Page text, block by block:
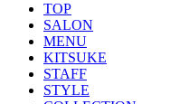
TOP
SALON
MENU
KITSUKE
STAFF
STYLE